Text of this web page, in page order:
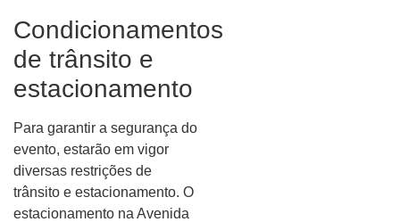
Condicionamentos
de trânsito e
estacionamento
Para garantir a segurança do
evento, estarão em vigor
diversas restrições de
trânsito e estacionamento. O
estacionamento na Avenida